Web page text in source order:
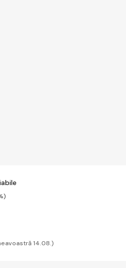
14.08.)